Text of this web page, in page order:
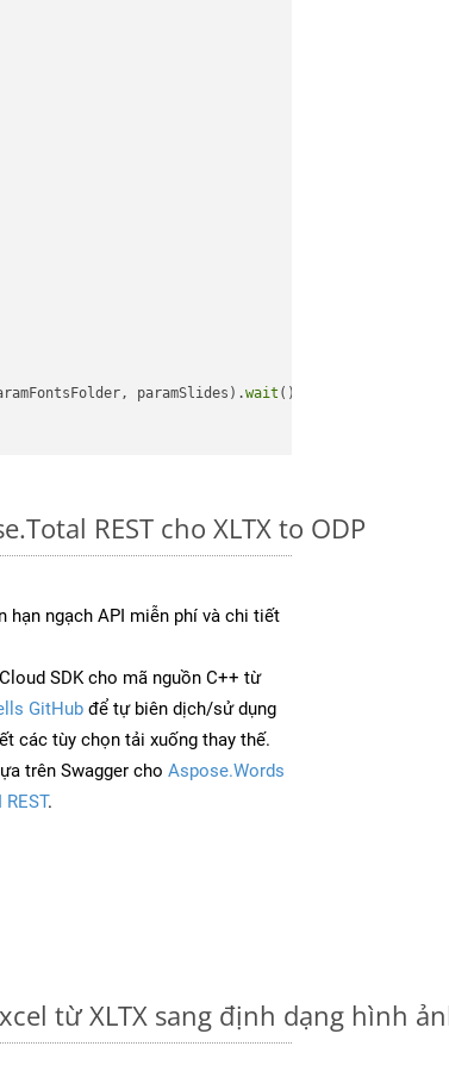
paramSlides).wait ();
REST cho XLTX to ODP
hạn ngạch API miễn phí và chi tiết
SDK cho mã nguồn C++ từ
GitHub để tự biên dịch/sử dụng
các tùy chọn tải xuống thay thế.
trên Swagger cho Aspose.Words
REST.
từ XLTX sang định dạng hình